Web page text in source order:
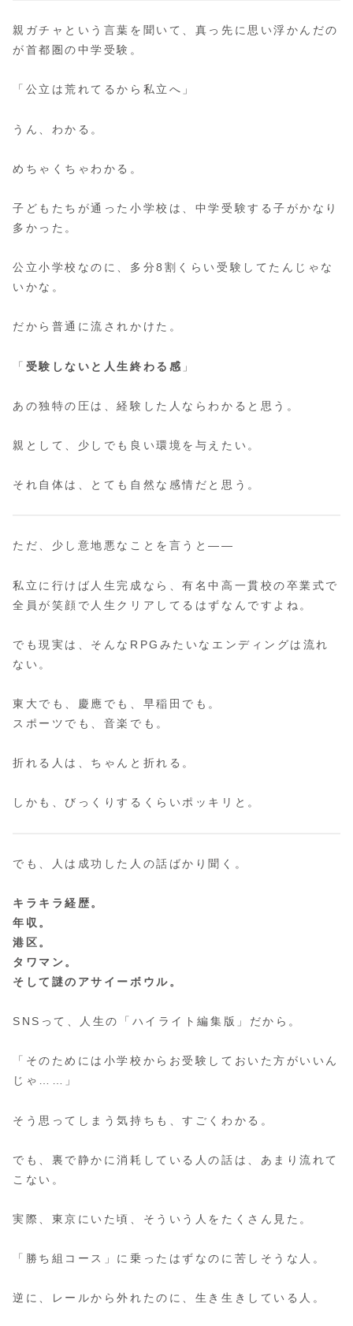
親ガチャという言葉を聞いて、真っ先に思い浮かんだの
が首都圏の中学受験。
「公立は荒れてるから私立へ」
うん、わかる。
めちゃくちゃわかる。
子どもたちが通った小学校は、中学受験する子がかなり
多かった。
公立小学校なのに、多分8割くらい受験してたんじゃな
いかな。
だから普通に流されかけた。
「 受験しないと人生終わる感 」
あの独特の圧は、経験した人ならわかると思う。
親として、少しでも良い環境を与えたい。
それ自体は、とても自然な感情だと思う。
ただ、少し意地悪なことを言うと――
私立に行けば人生完成なら、有名中高一貫校の卒業式で
全員が笑顔で人生クリアしてるはずなんですよね。
でも現実は、そんなRPGみたいなエンディングは流れ
ない。
東大でも、慶應でも、早稲田でも。
スポーツでも、音楽でも。
折れる人は、ちゃんと折れる。
しかも、びっくりするくらいポッキリと。
でも、人は成功した人の話ばかり聞く。
キラキラ経歴。
年収。
港区。
タワマン。
そして謎のアサイーボウル。
SNSって、人生の「ハイライト編集版」だから。
「そのためには小学校からお受験しておいた方がいいん
じゃ……」
そう思ってしまう気持ちも、すごくわかる。
でも、裏で静かに消耗している人の話は、あまり流れて
こない。
実際、東京にいた頃、そういう人をたくさん見た。
「勝ち組コース」に乗ったはずなのに苦しそうな人。
逆に、レールから外れたのに、生き生きしている人。